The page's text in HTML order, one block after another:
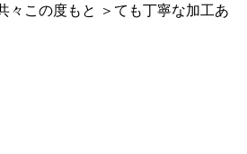
々この度もと ＞ても丁寧な加工あ